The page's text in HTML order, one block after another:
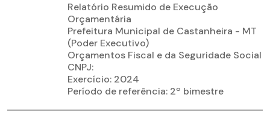
Relatório Resumido de Execução
Orçamentária
Prefeitura Municipal de Castanheira - MT
(Poder Executivo)
Orçamentos Fiscal e da Seguridade Social
CNPJ:
Exercício: 2024
Período de referência: 2º bimestre